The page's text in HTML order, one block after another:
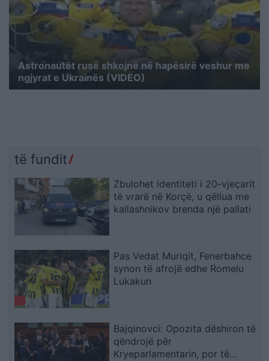
Astronautët rusë shkojnë në hapësirë veshur me
ngjyrat e Ukrainës (VIDEO)
të fundit
Zbulohet identiteti i 20-vjeçarit
të vrarë në Korçë, u qëllua me
kallashnikov brenda një pallati
Pas Vedat Muriqit, Fenerbahce
synon të afrojë edhe Romelu
Lukakun
Bajqinovci: Opozita dëshiron të
qëndrojë për
Kryeparlamentarin, por të